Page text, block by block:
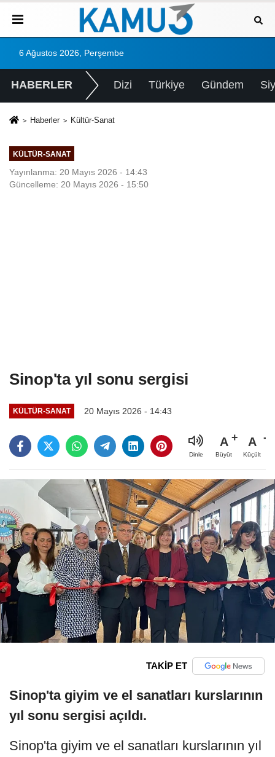
6 Ağustos 2026, Perşembe
HABERLER Dizi Türkiye Gündem
Haberler Kültür-Sanat
KÜLTÜR-SANAT
Yayınlanma: 20 Mayıs 2026 - 14:43
Güncelleme: 20 Mayıs 2026 - 15:50
Sinop'ta yıl sonu sergisi
KÜLTÜR-SANAT 20 Mayıs 2026 - 14:43
Dinle
A
Büyüt
A
Küçült
TAKİP ET
Sinop'ta giyim ve el sanatları kurslarının
yıl sonu sergisi açıldı.
Sinop'ta giyim ve el sanatları kurslarının yıl